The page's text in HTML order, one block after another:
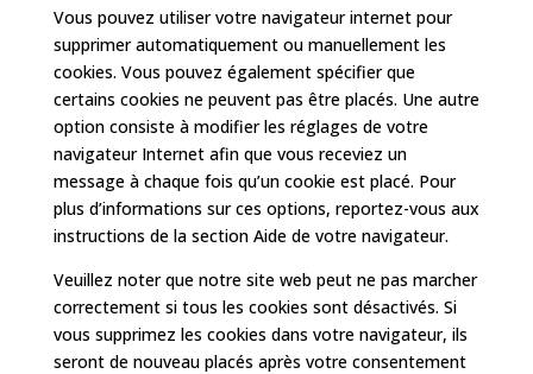
Vous pouvez utiliser votre navigateur internet pour
supprimer automatiquement ou manuellement les
cookies. Vous pouvez également spécifier que
certains cookies ne peuvent pas être placés. Une autre
option consiste à modifier les réglages de votre
navigateur Internet afin que vous receviez un
message à chaque fois qu’un cookie est placé. Pour
plus d’informations sur ces options, reportez-vous aux
instructions de la section Aide de votre navigateur.
Veuillez noter que notre site web peut ne pas marcher
correctement si tous les cookies sont désactivés. Si
vous supprimez les cookies dans votre navigateur, ils
seront de nouveau placés après votre consentement